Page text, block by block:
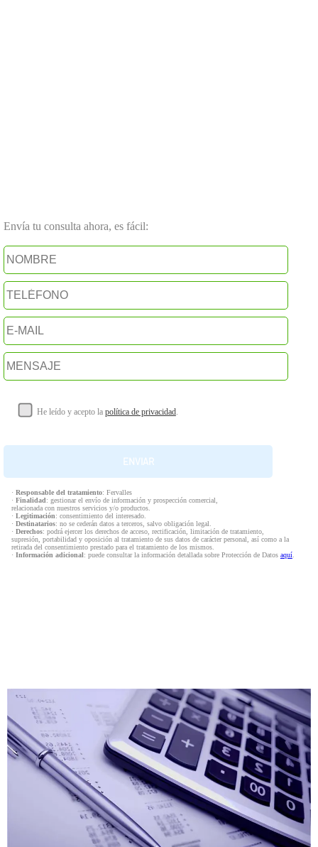
Envía tu consulta ahora, es fácil:
He leído y acepto la política de privacidad.
· Responsable del tratamiento: Fervalles
· Finalidad: gestionar el envío de información y prospección comercial,
relacionada con nuestros servicios y/o productos.
· Legitimación: consentimiento del interesado.
· Destinatarios: no se cederán datos a terceros, salvo obligación legal.
· Derechos: podrá ejercer los derechos de acceso, rectificación, limitación de tratamiento,
supresión, portabilidad y oposición al tratamiento de sus datos de carácter personal, así como a la
retirada del consentimiento prestado para el tratamiento de los mismos.
· Información adicional: puede consultar la información detallada sobre Protección de Datos aquí.